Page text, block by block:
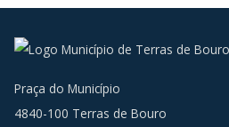
Praça do Município
4840-100 Terras de Bouro